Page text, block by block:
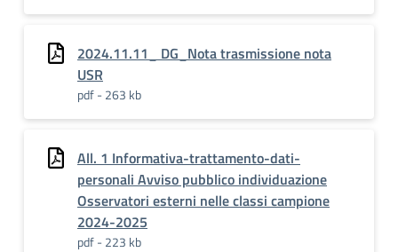
2024.11.11_ DG_Nota trasmissione nota
USR
pdf - 263 kb
All. 1 Informativa-trattamento-dati-
personali Avviso pubblico individuazione
Osservatori esterni nelle classi campione
2024-2025
pdf - 223 kb